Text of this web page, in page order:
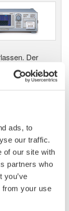
ads, to
our traffic.
of our site with
partners who
you’ve
from your use
Der
und bietet
von der
sehr großen